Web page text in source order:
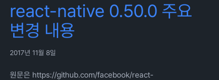
react-native 0.50.0 주요
변경 내용
2017년 11월 8일
원문은 https://github.com/facebook/react-